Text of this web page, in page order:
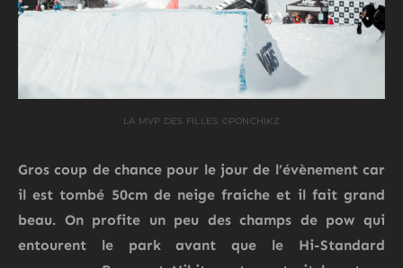
LA MVP DES FILLES ©PONCHIKZ
Gros coup de chance pour le jour de l’évènement car
il est tombé 50cm de neige fraiche et il fait grand
beau. On profite un peu des champs de pow qui
entourent le park avant que le Hi-Standard